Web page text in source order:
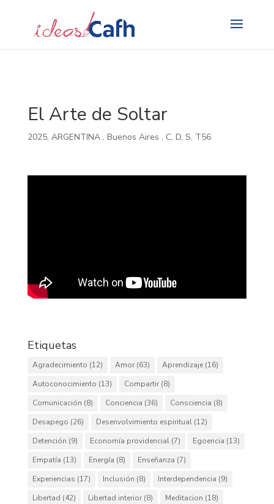
El Arte de Soltar
2025, ARGENTINA , Buenos Aires , C, D, S, T56
Etiquetas
Agradecimiento (12) Amor(63) Aprendizaje(16)
Autoconocimiento (13) Compartir(8)
Comunicación (8) Conciencia (36) Consciencia (8)
Desapego (26) Desenvolvimiento espiritual(12)
Detención (9) Economía providencial(7) Egoencia (13)
Empatía (13) Energía (8) Enseñanza (7)
Experiencias (17) Inclusión (8) Interdependencia (9)
Libertad (42) Libertad interior(8) Meditacion (18)